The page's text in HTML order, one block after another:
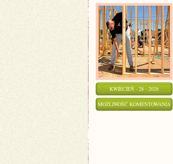
KWIECIEŃ - 28 - 2026
MOŻLIWOŚĆ KOMENTOWANIA